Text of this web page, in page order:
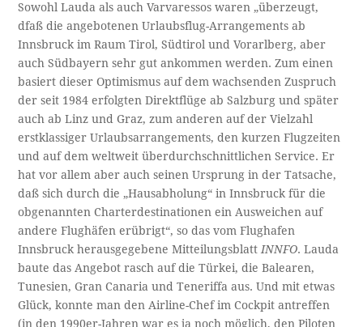
Sowohl Lauda als auch Varvaressos waren „überzeugt,
dfaß die angebotenen Urlaubsflug-Arrangements ab
Innsbruck im Raum Tirol, Südtirol und Vorarlberg, aber
auch Südbayern sehr gut ankommen werden. Zum einen
basiert dieser Optimismus auf dem wachsenden Zuspruch
der seit 1984 erfolgten Direktflüge ab Salzburg und später
auch ab Linz und Graz, zum anderen auf der Vielzahl
erstklassiger Urlaubsarrangements, den kurzen Flugzeiten
und auf dem weltweit überdurchschnittlichen Service. Er
hat vor allem aber auch seinen Ursprung in der Tatsache,
daß sich durch die „Hausabholung“ in Innsbruck für die
obgenannten Charterdestinationen ein Ausweichen auf
andere Flughäfen erübrigt“, so das vom Flughafen
Innsbruck herausgegebene MitteilungsblattINNFO. Lauda
baute das Angebot rasch auf die Türkei, die Balearen,
Tunesien, Gran Canaria und Teneriffa aus. Und mit etwas
Glück, konnte man den Airline-Chef im Cockpit antreffen
(in den 1990er-Jahren war es ja noch möglich, den Piloten